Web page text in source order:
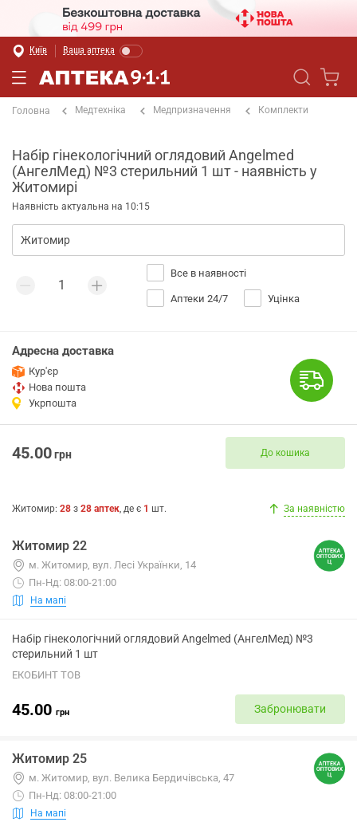
Київ Ваша аптека
Головна Медтехніка Медпризначення Комплекти
Набір гінекологічний оглядовий Angelmed
(АнгелМед) №3 стерильний 1 шт - наявність у
Житомирі
Наявність актуальна на 10:15
Все в наявності
Аптеки 24/7 Уцінка
Адресна доставка
Кур'єр
Нова пошта
Укрпошта
45.00грн До кошика
Житомир: 28 з 28 аптек, де є 1 шт. За наявністю
Житомир 22
м. Житомир, вул. Лесі Українки, 14
Пн-Нд: 08:00-21:00
На мапі
Набір гінекологічний оглядовий Angelmed (АнгелМед) №3
стерильний 1 шт
ЕКОБИНТ ТОВ
45.00 грн Забронювати
Житомир 25
м. Житомир, вул. Велика Бердичівська, 47
Пн-Нд: 08:00-21:00
На мапі